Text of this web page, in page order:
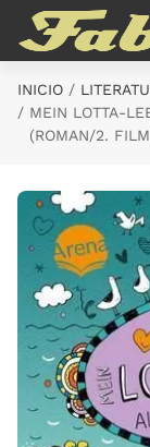
Saltar al
INICIO
MEIN LOTTA-
(ROMAN/2.